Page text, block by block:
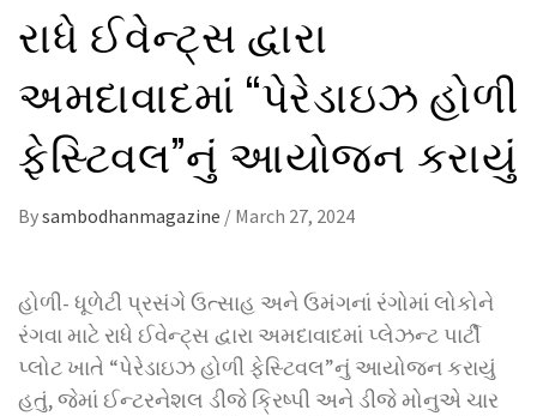
રાધે ઈવેન્ટ્સ દ્વારા
અમદાવાદમાં “પેરેડાઇઝ હોળી
ફેસ્ટિવલ”નું આયોજન કરાયું
Bysambodhanmagazine / March 27, 2024
હોળી- ધૂળેટી પ્રસંગે ઉત્સાહ અને ઉમંગનાં રંગોમાં લોકોને
રંગવા માટે રાધે ઈવેન્ટ્સ દ્વારા અમદાવાદમાં પ્લેઝન્ટ પાર્ટી
પ્લોટ ખાતે “પેરેડાઇઝ હોળી ફેસ્ટિવલ”નું આયોજન કરાયું
હતું, જેમાં ઈન્ટરનેશલ ડીજે ક્રિષ્પી અને ડીજે મોનુએ ચાર